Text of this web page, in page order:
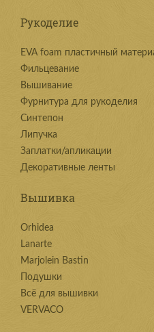
Рукоделие
EVA foam пластичный
Фильцевание
Вышивание
Фурнитура для рукоделия
Синтепон
Липучка
Заплатки/апликации
Декоративные ленты
Вышивка
Orhidea
Lanarte
Marjolein Bastin
Подушки
Всё для вышивки
VERVACO